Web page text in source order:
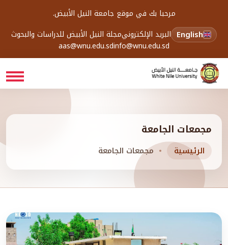
مرحبا بك في موقع جامعة النيل الأبيض.
English البريد الإلكترونيمجلة النيل الأبيض للدراسات والبحوث
info@wnu.edu.sd
aas@wnu.edu.sd
مجمعات الجامعة
الرئيسية مجمعات الجامعة